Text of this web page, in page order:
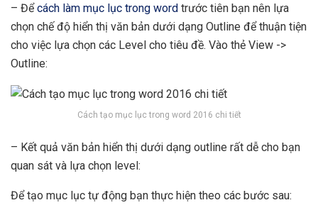
– Đểcách làm mục lục trong word trước tiên bạn nên lựa
chọn chế độ hiển thị văn bản dưới dạng Outline để thuận tiện
cho việc lựa chọn các Level cho tiêu đề. Vào thẻ View ->
Outline:
Cách tạo mục lục trong word 2016 chi tiết
– Kết quả văn bản hiển thị dưới dạng outline rất dễ cho bạn
quan sát và lựa chọn level:
Để tạo mục lục tự động bạn thực hiện theo các bước sau: